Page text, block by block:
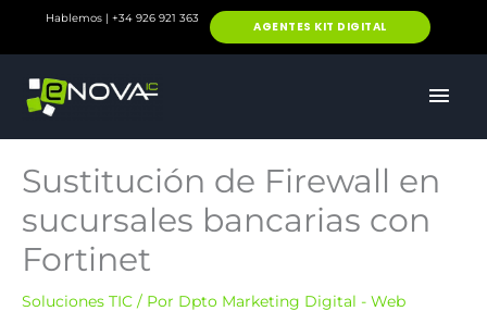
Hablemos | +34 926 921 363
AGENTES KIT DIGITAL
Sustitución de Firewall en
sucursales bancarias con
Fortinet
Soluciones TIC / Por Dpto Marketing Digital - Web